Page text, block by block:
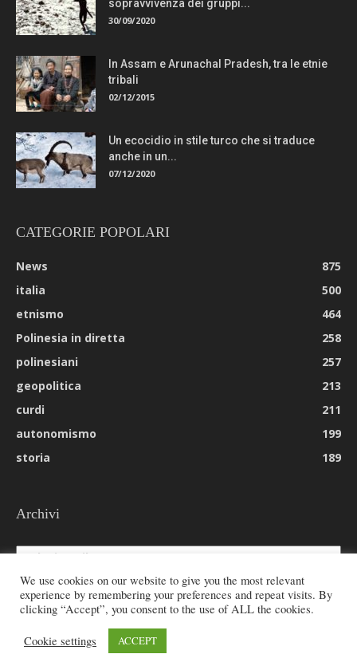
sopravvivenza dei gruppi...
30/09/2020
In Assam e Arunachal Pradesh, tra le etnie
tribali
02/12/2015
Un ecocidio in stile turco che si traduce
anche in un...
07/12/2020
CATEGORIE POPOLARI
News
875
italia
500
etnismo
464
Polinesia in diretta
258
polinesiani
257
geopolitica
213
curdi
211
autonomismo
199
storia
189
Archivi
Archivi
© 2026 All rights reserved - Etnie -
We use cookies on our website to give you the most relevant
experience by remembering your preferences and repeat visits. By
clicking “Accept”, you consent to the use of ALL the cookies.
Cookie settings ACCEPT